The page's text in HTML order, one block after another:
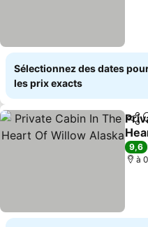
Sélectionnez des dates
les prix exacts
9,6
à